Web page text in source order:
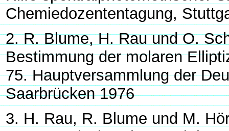
Chemiedozententagung,
2. R. Blume, H. Rau und O.
Bestimmung der molaren
75. Hauptversammlung der
Saarbrücken 1976
3. H. Rau, R. Blume und M.